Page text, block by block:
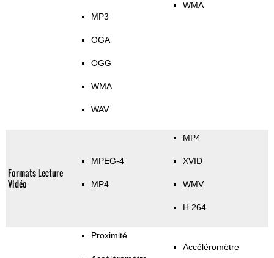
MP3
OGA
OGG
WMA
WAV
WMA
Formats Lecture
Vidéo
MPEG-4
MP4
MP4
XVID
WMV
H.264
Proximité
Accéléromètre